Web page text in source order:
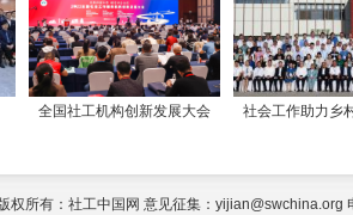
全国社工机构创新发展大会 社会工作助力乡
权所有：社工中国网 意见征集：yijian@swchina.org